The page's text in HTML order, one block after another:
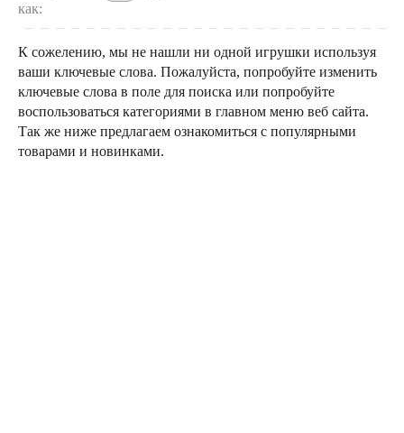
как:
К сожелению, мы не нашли ни одной игрушки используя
ваши ключевые слова. Пожалуйста, попробуйте изменить
ключевые слова в поле для поиска или попробуйте
воспользоваться категориями в главном меню веб сайта.
Так же ниже предлагаем ознакомиться с популярными
товарами и новинками.